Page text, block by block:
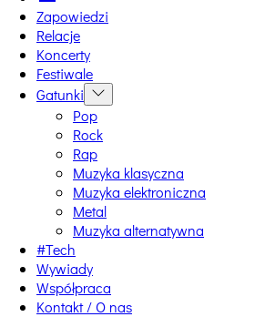
Zapowiedzi
Relacje
Koncerty
Festiwale
Gatunki Show
sub
menu
Pop
Rock
Rap
Muzyka klasyczna
Muzyka elektroniczna
Metal
Muzyka alternatywna
#Tech
Wywiady
Współpraca
Kontakt / O nas